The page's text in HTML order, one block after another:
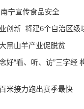
宁宣传食品安全
创新 将建6个自治区级
黑山羊产业促脱贫
好“看、听、访”三字经
米接力跑出赛季最快